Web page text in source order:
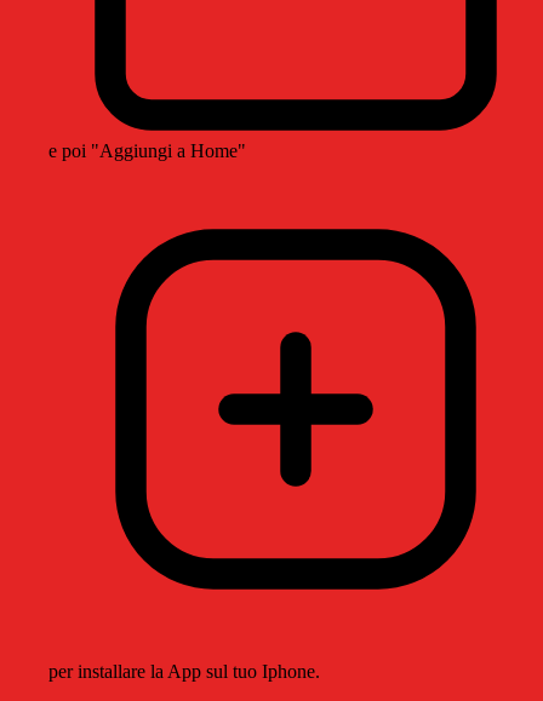
e poi "Aggiungi a Home"
per installare la App sul tuo Iphone.